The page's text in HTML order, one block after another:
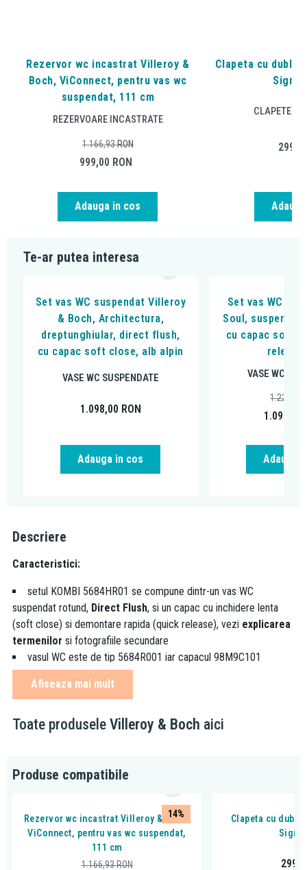
Rezervor wc incastrat Villeroy &
Boch, ViConnect, pentru vas wc
suspendat, 111 cm
REZERVOARE INCASTRATE
999,00 RON
1.166,93RON
Adauga in cos
Clapeta cu dubla
CLAPETE
Te-ar putea interesa
Set vas WC suspendat Villeroy
& Boch, Architectura,
dreptunghiular, direct flush,
cu capac soft close, alb alpin
VASE WC SUSPENDATE
1.098,00 RON
Adauga in cos
Set vas WC
Soul,
cu capac soft
VASE WC
1.098,00
1.222,52
Adauga
Descriere
Caracteristici:
setul KOMBI 5684HR01 se compune dintr-un vas WC
suspendat rotund, Direct Flush, si un capac cu inchidere lenta
(soft close) si demontare rapida (quick release), vezi explicarea
termenilor si fotografiile secundare
vasul WC este de tip 5684R001 iar capacul 98M9C101
cele doua piese (WC + capac) se livreaza in acelasi ambalaj
de carton
Boch
AQUAREDUCT: clatirea se realizeaza cu un volum de apa de
culoare: alb (white alpin dupa nomenclatorul Villeroy & Boch)
capaculeste cu cadere lenta (Soft Close) si demontare
rapida (Quick Release)
Afiseaza mai mult
Toate produsele Villeroy & Boch aici
Produse compatibile
14%
Rezervor wc incastrat Villeroy & Boch,
ViConnect, pentru vas wc suspendat,
111 cm
1.166,93RON
Clapeta cu